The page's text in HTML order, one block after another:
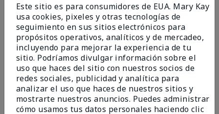
Más de $18 millones donados a nivel
global desde 2008 para impulsar la
investigación contra el cáncer, erradicar
la violencia doméstica, promover el
empoderamiento económico y
transformar comunidades.
Este sitio es para consumidores de EUA. Mary Kay
usa cookies, pixeles y otras tecnologías de
seguimiento en sus sitios electrónicos para
propósitos operativos, analíticos y de mercadeo,
incluyendo para mejorar la experiencia de tu
sitio. Podríamos divulgar información sobre el
uso que haces del sitio con nuestros socios de
redes sociales, publicidad y analítica para
analizar el uso que haces de nuestros sitios y
mostrarte nuestros anuncios. Puedes administrar
cómo usamos tus datos personales haciendo clic